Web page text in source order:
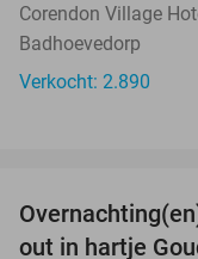
Corendon Village
Badhoevedorp
Verkocht: 2.890
out in hartje